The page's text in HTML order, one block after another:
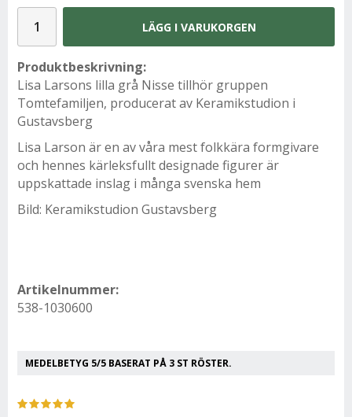
LÄGG I VARUKORGEN
Produktbeskrivning:
Lisa Larsons lilla grå Nisse tillhör gruppen
Tomtefamiljen, producerat av Keramikstudion i
Gustavsberg
Lisa Larson är en av våra mest folkkära formgivare
och hennes kärleksfullt designade figurer är
uppskattade inslag i många svenska hem
Bild: Keramikstudion Gustavsberg
Artikelnummer:
538-1030600
MEDELBETYG 5/5 BASERAT PÅ 3 ST RÖSTER.